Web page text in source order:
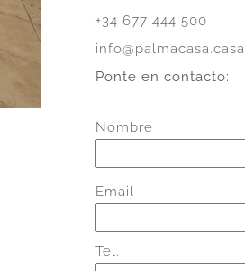
+34 677 444 500
info@palmacasa.casa
Ponte en contacto:
Nombre
Email
Tel.